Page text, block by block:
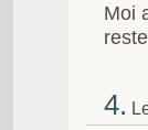
Moi
4.